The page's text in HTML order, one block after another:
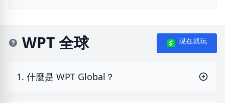
WPT 全球 現在就玩
1. 什麼是 WPT Global？